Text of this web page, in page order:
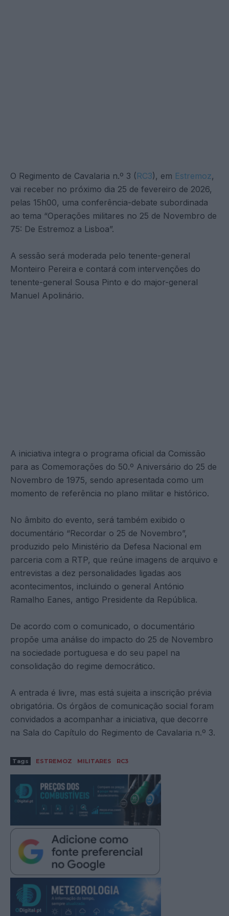
O Regimento de Cavalaria n.º 3 (RC3), em Estremoz,
vai receber no próximo dia 25 de fevereiro de 2026,
pelas 15h00, uma conferência-debate subordinada
ao tema “Operações militares no 25 de Novembro de
75: De Estremoz a Lisboa”.
A sessão será moderada pelo tenente-general
Monteiro Pereira e contará com intervenções do
tenente-general Sousa Pinto e do major-general
Manuel Apolinário.
A iniciativa integra o programa oficial da Comissão
para as Comemorações do 50.º Aniversário do 25 de
Novembro de 1975, sendo apresentada como um
momento de referência no plano militar e histórico.
No âmbito do evento, será também exibido o
documentário “Recordar o 25 de Novembro”,
produzido pelo Ministério da Defesa Nacional em
parceria com a RTP, que reúne imagens de arquivo e
entrevistas a dez personalidades ligadas aos
acontecimentos, incluindo o general António
Ramalho Eanes, antigo Presidente da República.
De acordo com o comunicado, o documentário
propõe uma análise do impacto do 25 de Novembro
na sociedade portuguesa e do seu papel na
consolidação do regime democrático.
A entrada é livre, mas está sujeita a inscrição prévia
obrigatória. Os órgãos de comunicação social foram
convidados a acompanhar a iniciativa, que decorre
na Sala do Capítulo do Regimento de Cavalaria n.º 3.
Tags ESTREMOZ MILITARES RC3